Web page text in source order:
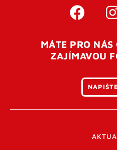
MÁTE PRO
ZAJÍMAVOU